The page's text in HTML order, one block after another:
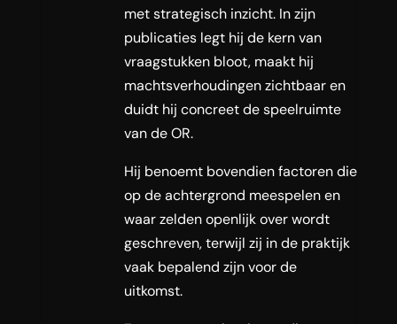
met strategisch inzicht. In zijn
publicaties legt hij de kern van
vraagstukken bloot, maakt hij
machtsverhoudingen zichtbaar en
duidt hij concreet de speelruimte
van de OR.
Hij benoemt bovendien factoren die
op de achtergrond meespelen en
waar zelden openlijk over wordt
geschreven, terwijl zij in de praktijk
vaak bepalend zijn voor de
uitkomst.